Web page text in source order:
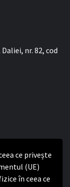
ce privește
(UE)
în ceea ce
nr. 82, cod